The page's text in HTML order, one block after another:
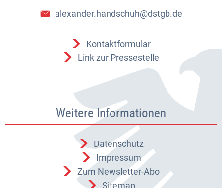
alexander.handschuh@dstgb.de
Kontaktformular
Link zur Pressestelle
Weitere Informationen
Datenschutz
Impressum
Zum Newsletter-Abo
Sitemap